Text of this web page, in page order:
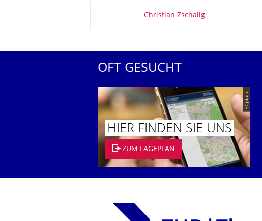
Christian Zschalig
OFT GESUCHT
© placit
HIER FINDEN SIE UNS
ZUM LAGEPLAN